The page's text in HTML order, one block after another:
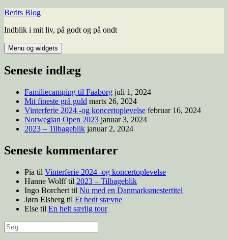
Hop
indhold
Berits Blog
Indblik i mit liv, på godt og på ondt
Menu og widgets
Seneste indlæg
Familiecamping til Faaborg juli 1, 2024
Mit fineste grå guld marts 26, 2024
Vinterferie 2024 -og koncertoplevelse februar 16, 2024
Norwegian Open 2023 januar 3, 2024
2023 – Tilbageblik januar 2, 2024
Seneste kommentarer
Pia til Vinterferie 2024 -og koncertoplevelse
Hanne Wolfftil 2023 – Tilbageblik
Ingo Borchert til Nu med en Danmarksmestertitel
Jørn Elsberg til Et hedt stævne
Else til En helt særlig tour
Søg
efter: